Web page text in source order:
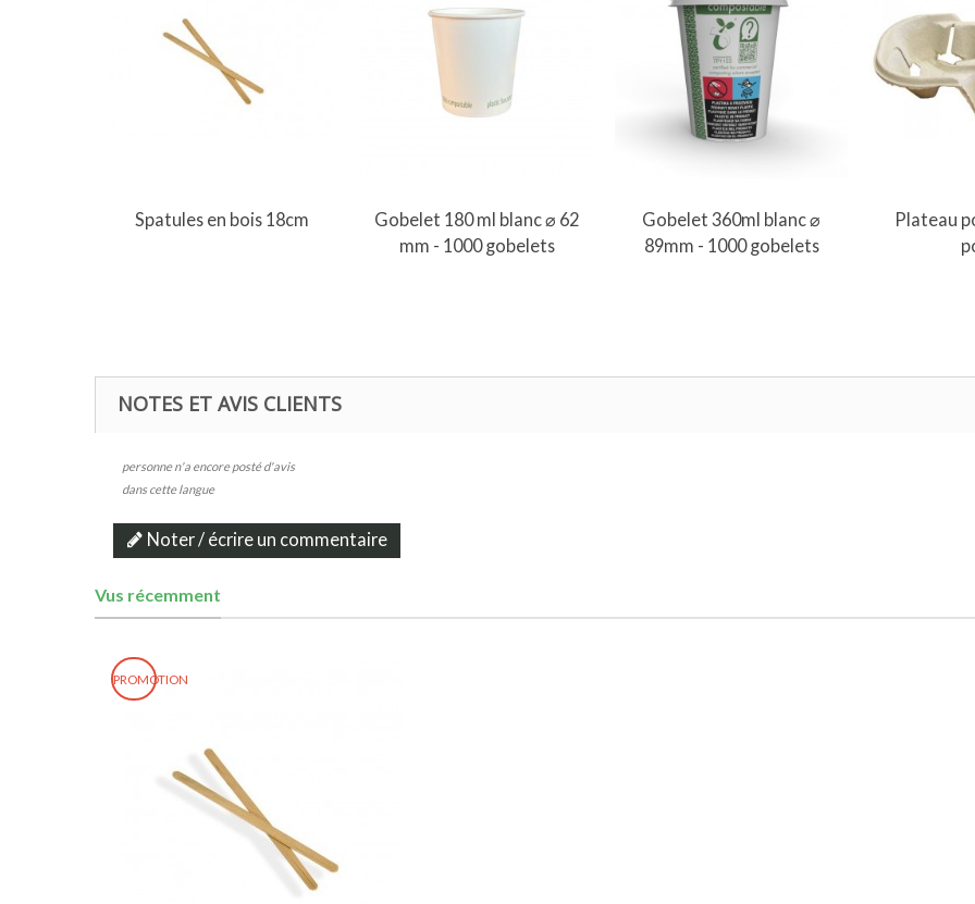
Spatules en bois 18cm Ajouter au panier
Gobelet 180 ml blanc ⌀ 62
mm - 1000 gobelets
Gobelet 360ml blanc ⌀
89mm - 1000 gobelets
Plateau
NOTES ET AVIS CLIENTS
personne n'a encore posté d'avis
dans cette langue
Noter / écrire un commentaire
Vus récemment
PROMOTION